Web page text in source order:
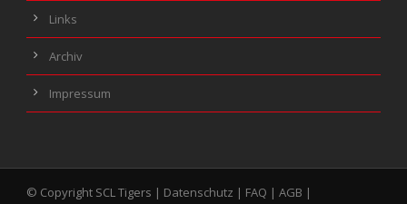
Links
Archiv
Impressum
© Copyright SCL Tigers | Datenschutz | FAQ | AGB |